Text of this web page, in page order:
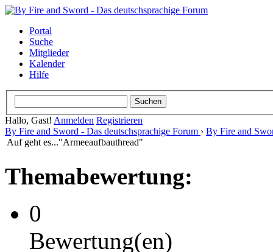
Portal
Suche
Mitglieder
Kalender
Hilfe
Hallo, Gast! Anmelden Registrieren
By Fire and Sword - Das deutschsprachige Forum › By Fire and
Auf geht es..."Armeeaufbauthread"
Themabewertung:
0
Bewertung(en)